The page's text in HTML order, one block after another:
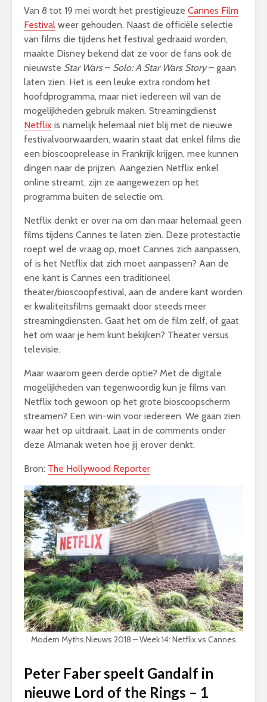
Van 8 tot 19 mei wordt het prestigieuze Cannes Film
Festival weer gehouden. Naast de officiële selectie
van films die tijdens het festival gedraaid worden,
maakte Disney bekend dat ze voor de fans ook de
nieuwste Star Wars– Solo: A Star Wars Story– gaan
laten zien. Het is een leuke extra rondom het
hoofdprogramma, maar niet iedereen wil van de
mogelijkheden gebruik maken. Streamingdienst
Netflix is namelijk helemaal niet blij met de nieuwe
festivalvoorwaarden, waarin staat dat enkel films die
een bioscooprelease in Frankrijk krijgen, mee kunnen
dingen naar de prijzen. Aangezien Netflix enkel
online streamt, zijn ze aangewezen op het
programma buiten de selectie om.
Netflix denkt er over na om dan maar helemaal geen
films tijdens Cannes te laten zien. Deze protestactie
roept wel de vraag op, moet Cannes zich aanpassen,
of is het Netflix dat zich moet aanpassen? Aan de
ene kant is Cannes een traditioneel
theater/bioscoopfestival, aan de andere kant worden
er kwaliteitsfilms gemaakt door steeds meer
streamingdiensten. Gaat het om de film zelf, of gaat
het om waar je hem kunt bekijken? Theater versus
televisie.
Maar waarom geen derde optie? Met de digitale
mogelijkheden van tegenwoordig kun je films van
Netflix toch gewoon op het grote bioscoopscherm
streamen? Een win-win voor iedereen. We gaan zien
waar het op uitdraait. Laat in de comments onder
deze Almanak weten hoe jij erover denkt.
Bron: The Hollywood Reporter
Modern Myths Nieuws 2018 – Week 14: Netflix vs Cannes
Peter Faber speelt Gandalf in
nieuwe Lord of the Rings – 1